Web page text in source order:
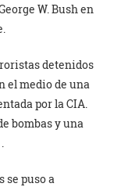
W. Bush en
detenidos
el medio de una
por la CIA.
bombas y una
se puso a